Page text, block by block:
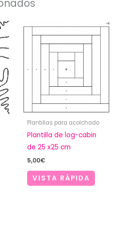
Plantillas para acolchado
Plantilla de log-cabin
de 25 x25 cm
5,00€
VISTA RÁPIDA